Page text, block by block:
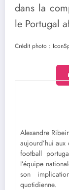
dans la
le Portugal
Crédit photo :
Alexandre
aujourd’hui
football
l’équipe
son
quotidienne.